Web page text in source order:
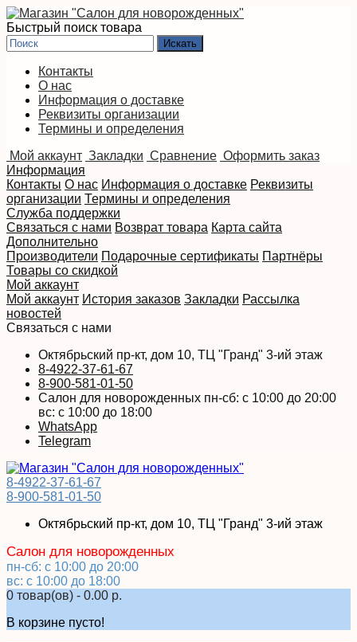
Быстрый поиск товара
Контакты
О нас
Информация о доставке
Реквизиты организации
Термины и определения
Мой аккаунт Закладки Сравнение Оформить заказ
Информация
Контакты О нас Информация о доставке Реквизиты
организации Термины и определения
Служба поддержки
Связаться с нами Возврат товара Карта сайта
Дополнительно
Производители Подарочные сертификаты Партнёры
Товары со скидкой
Мой аккаунт
Мой аккаунт История заказов Закладки Рассылка
новостей
Связаться с нами
Октябрьский пр-кт, дом 10, ТЦ "Гранд" 3-ий этаж
8-4922-37-61-67
8-900-581-01-50
Салон для новорожденных пн-сб: с 10:00 до 20:00
вс: с 10:00 до 18:00
WhatsApp
Telegram
8-4922-37-61-67
8-900-581-01-50
Октябрьский пр-кт, дом 10, ТЦ "Гранд" 3-ий этаж
Салон для новорожденных
пн-сб: с 10:00 до 20:00
вс: с 10:00 до 18:00
0 товар(ов) - 0.00 р.
В корзине пусто!